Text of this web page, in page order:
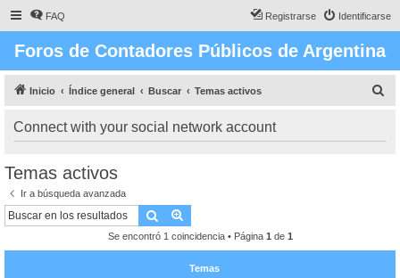
FAQ Identificarse
Registrarse
Foros de Contadores Públicos de Argentina
Inicio Índice general Buscar Temas activos
Connect with your social network account
Temas activos
Ir a búsqueda avanzada
Buscar
Se encontró 1 coincidencia • Página 1 de 1
Temas